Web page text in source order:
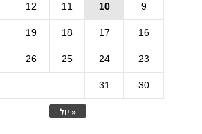
« יול
9
10
11
12
16
17
18
19
23
24
25
26
30
31